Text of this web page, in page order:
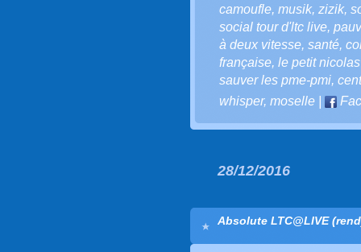
camoufle, musik, zizik,
social tour d'ltc live,
à deux vitesse, santé,
française, le petit
sauver les pme-pmi,
whisper, moselle
28/12/2016
Absolute LTC@LIVE